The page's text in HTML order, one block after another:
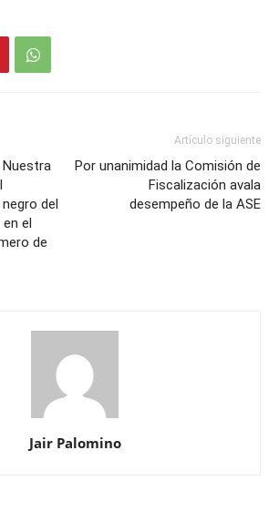
Nuestra
del
el
de
Artículo siguiente
Por unanimidad la Comisión de
Fiscalización avala
desempeño de la ASE
Jair Palomino